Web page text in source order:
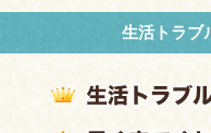
生活トラブ